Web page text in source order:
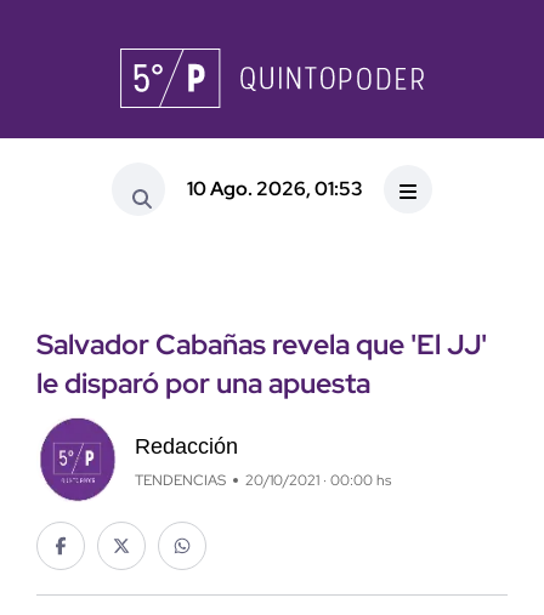
10 Ago. 2026, 01:53
Salvador Cabañas revela que 'El JJ'
le disparó por una apuesta
Redacción
TENDENCIAS 20/10/2021 · 00:00 hs